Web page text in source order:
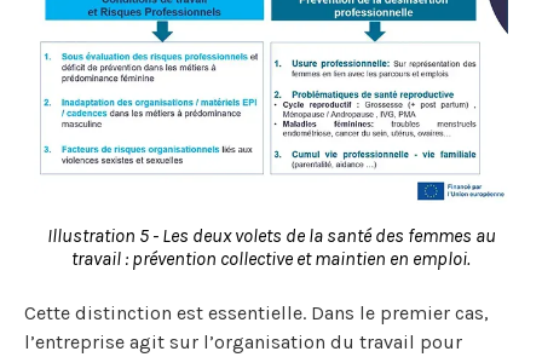
Illustration 5 - Les deux volets de la santé des femmes au
travail : prévention collective et maintien en emploi.
Cette distinction est essentielle. Dans le premier cas,
l’entreprise agit sur l’organisation du travail pour